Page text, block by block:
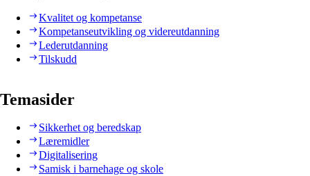
Kvalitet og kompetanse
Kompetanseutvikling og videreutdanning
Lederutdanning
Tilskudd
Temasider
Sikkerhet og beredskap
Læremidler
Digitalisering
Samisk i barnehage og skole